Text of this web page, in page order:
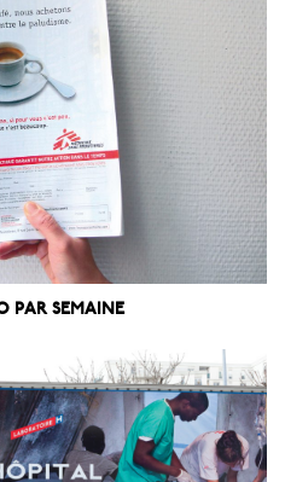
PAR SEMAINE